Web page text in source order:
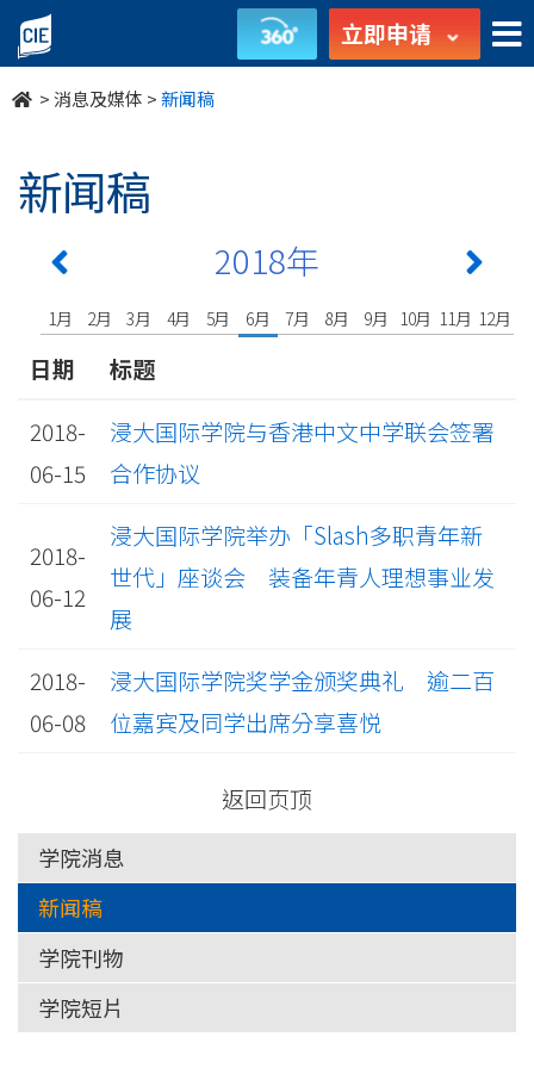
undefined 立即申请
>消息及媒体 >新闻稿
新闻稿
2018年
1月 2月 3月 4月 5月 6月 7月 8月 9月 10月 11月 12月
日期
标题
2018-
06-15
浸大国际学院与香港中文中学联会签署
合作协议
2018-
06-12
浸大国际学院举办「Slash多职青年新
世代」座谈会 装备年青人理想事业发
展
2018-
06-08
浸大国际学院奖学金颁奖典礼 逾二百
位嘉宾及同学出席分享喜悦
返回页顶
学院消息
新闻稿
学院刊物
学院短片